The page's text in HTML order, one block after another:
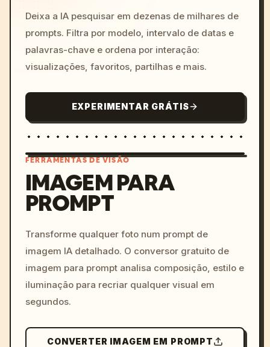
Deixa a IA pesquisar em dezenas de milhares de
prompts. Filtra por modelo, intervalo de datas e
palavras-chave e ordena por interação:
visualizações, favoritos, partilhas e mais.
EXPERIMENTAR GRÁTIS
colors, 8k --v 6.0
FERRAMENTAS DE VISÃO
IMAGEM PARA
PROMPT
Transforme qualquer foto num prompt de
imagem IA detalhado. O conversor gratuito de
imagem para prompt analisa composição, estilo e
iluminação para recriar qualquer visual em
segundos.
CONVERTER IMAGEM EM PROMPT